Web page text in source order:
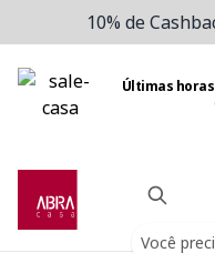
10% de
Últimas
Você